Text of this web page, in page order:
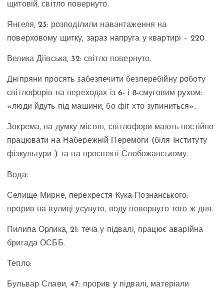
щитовій, світло повернуто.
Янгеля, 23: розподілили навантаження на
поверховому щитку, зараз напруга у квартирі – 220.
Велика Діївська, 32: світло повернуто.
Дніпряни просять забезпечити безперебійну роботу
світлофорів на переходах із 6- і 8-смуговим рухом:
«люди йдуть під машини, бо фіг хто зупиниться».
Зокрема, на думку містян, світлофори мають постійно
працювати на Набережній Перемоги (біля Інституту
фізкультури ) та на проспекті Слобожанському.
Вода:
Селище Мирне, перехрестя Кука-Познанського:
прорив на вулиці усунуто, воду повернуто того ж дня.
Пилипа Орлика, 21: теча у підвалі, працює аварійна
бригада ОСББ.
Тепло:
Бульвар Слави, 47: прорив у підвалі, матеріали